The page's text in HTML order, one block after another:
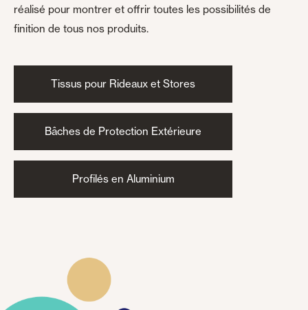
réalisé pour montrer et offrir toutes les possibilités de
finition de tous nos produits.
Tissus pour Rideaux et Stores
Bâches de Protection Extérieure
Profilés en Aluminium